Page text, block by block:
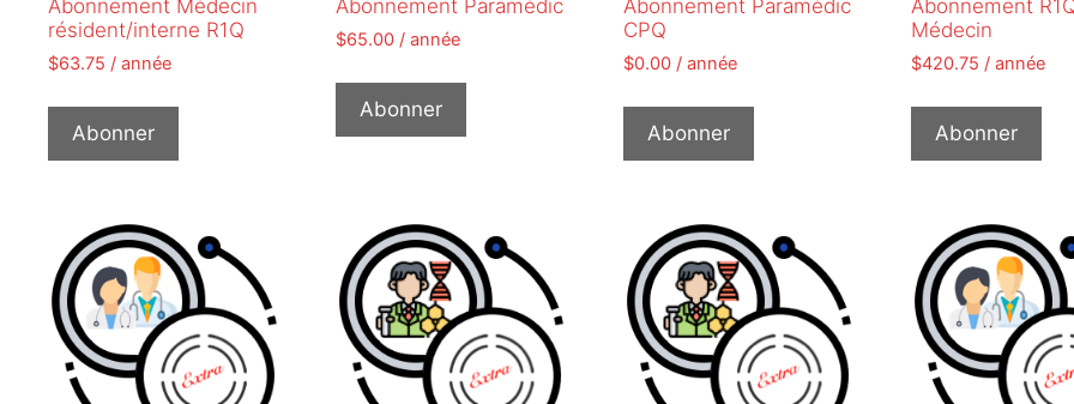
Abonnement Médecin
résident/interne R1Q
$63.75 / année
Abonner
Abonnement Paramédic
$65.00 / année
Abonner
Abonnement Paramédic
CPQ
$0.00 / année
Abonner
Abonnement
Médecin
$420.75 / année
Abonner